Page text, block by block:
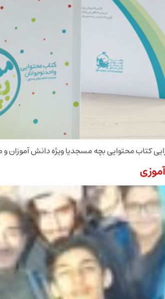
کتاب محتوایی بچه مسجدیا ویژه دانش